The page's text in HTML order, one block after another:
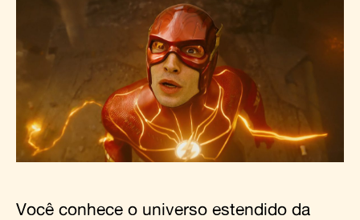
Você conhece o universo estendido da